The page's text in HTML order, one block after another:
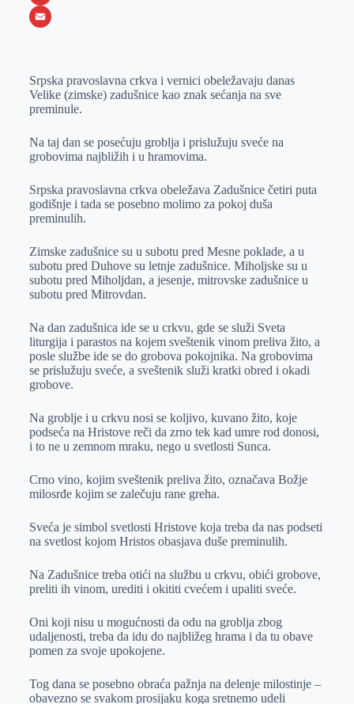
o
e
e
r
k
I
n
b
h
s
A
p
X
a
i
Srpska pravoslavna crkva i vernici obeležavaju danas
Velike (zimske) zadušnice kao znak sećanja na sve
preminule.
Na taj dan se posećuju groblja i prislužuju sveće na
grobovima najbližih i u hramovima.
Srpska pravoslavna crkva obeležava Zadušnice četiri puta
godišnje i tada se posebno molimo za pokoj duša
preminulih.
Zimske zadušnice su u subotu pred Mesne poklade, a u
subotu pred Duhove su letnje zadušnice. Miholjske su u
subotu pred Miholjdan, a jesenje, mitrovske zadušnice u
subotu pred Mitrovdan.
Na dan zadušnica ide se u crkvu, gde se služi Sveta
liturgija i parastos na kojem sveštenik vinom preliva žito, a
posle službe ide se do grobova pokojnika. Na grobovima
se prislužuju sveće, a sveštenik služi kratki obred i okadi
grobove.
Na groblje i u crkvu nosi se koljivo, kuvano žito, koje
podseća na Hristove reči da zrno tek kad umre rod donosi,
i to ne u zemnom mraku, nego u svetlosti Sunca.
Crno vino, kojim sveštenik preliva žito, označava Božje
milosrđe kojim se zalečuju rane greha.
Sveća je simbol svetlosti Hristove koja treba da nas podseti
na svetlost kojom Hristos obasjava duše preminulih.
Na Zadušnice treba otići na službu u crkvu, obići grobove,
preliti ih vinom, urediti i okititi cvećem i upaliti sveće.
Oni koji nisu u mogućnosti da odu na groblja zbog
udaljenosti, treba da idu do najbližeg hrama i da tu obave
pomen za svoje upokojene.
Tog dana se posebno obraća pažnja na delenje milostinje –
obavezno se svakom prosijaku koga sretnemo udeli